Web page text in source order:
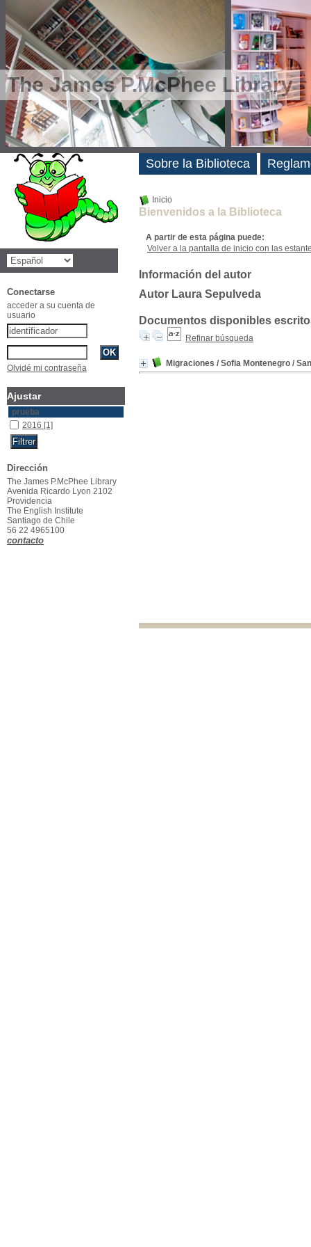
The James P.McPhee Library
Inicio
Bienvenidos a la Biblioteca
A partir de esta página puede:
Volver a la pantalla de inicio con las
Información del autor
Autor Laura Sepulveda
Documentos disponibles
Refinar búsqueda
Migraciones / Sofia Montenegro /
Sobre la Biblioteca
Novedades
Conectarse
acceder a su cuenta de
usuario
Olvidé mi contraseña
Ajustar
prueba
2016 [1]
Dirección
The James P.McPhee Library
Avenida Ricardo Lyon 2102
Providencia
The English Institute
Santiago de Chile
56 22 4965100
contacto